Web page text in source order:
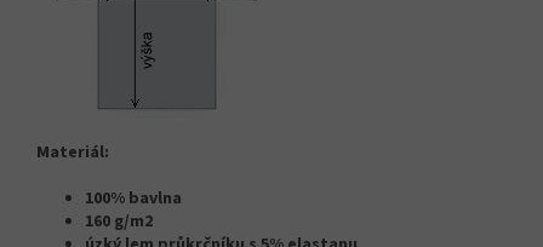
Materiál:
100% bavlna
160 g/m2